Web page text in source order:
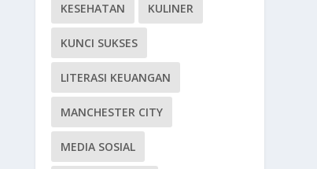
KESEHATAN KULINER
KUNCI SUKSES
LITERASI KEUANGAN
MANCHESTER CITY
MEDIA SOSIAL